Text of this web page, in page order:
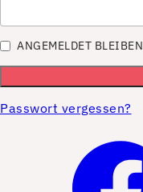
ANGEMELDET BLEIBEN
Passwort vergessen?